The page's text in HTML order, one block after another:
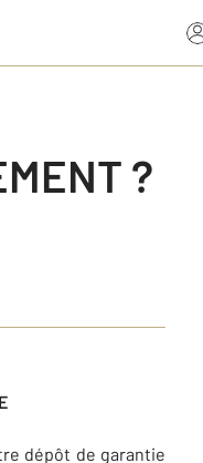
?
dépôt de garantie